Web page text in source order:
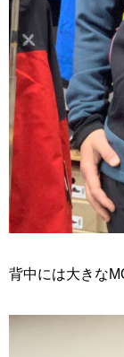
背中には大きな